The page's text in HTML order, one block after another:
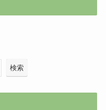
検索